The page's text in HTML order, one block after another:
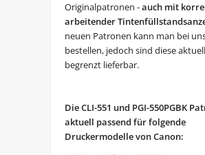
Originalpatronen -auch mit
arbeitender
neuen Patronen kann man bei
bestellen, jedoch sind diese
begrenzt lieferbar.
Die CLI-551 und PGI-550PGBK
aktuell passend für folgende
Druckermodelle von Canon: